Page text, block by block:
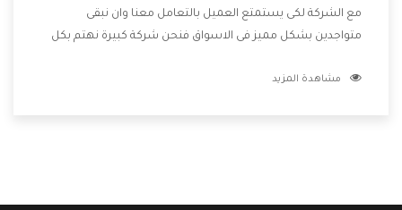
مع الشركة لكى يستمتع العميل بالتعامل معنا وان نبقى
متواجدين بشكل مميز فى الاسواق فنحن شركة كبيرة نهتم بكل
الشركة بها والتى تكون منها خدمة الصيانة التى تكون من أهم
مشاهدة المزيد